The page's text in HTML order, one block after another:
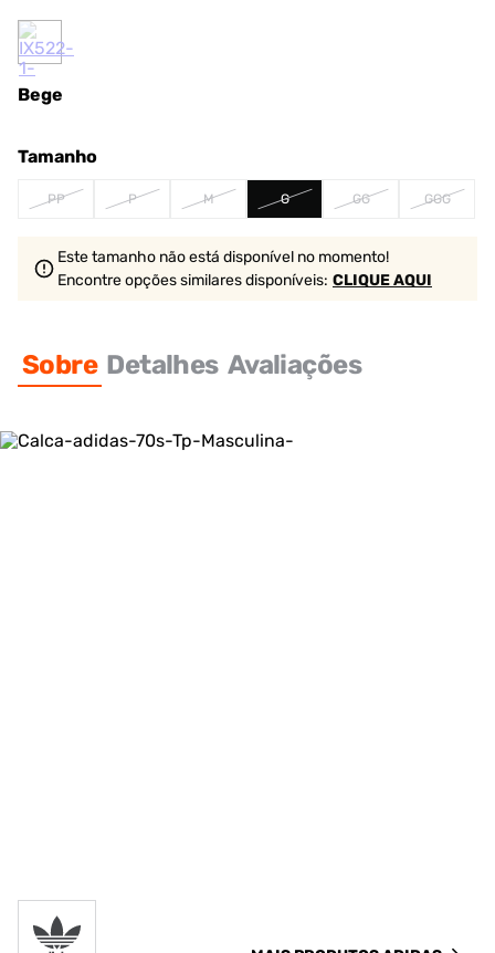
Bege
Tamanho
PP P M G GG GGG
Este tamanho não está disponível no momento!
Encontre opções similaresdisponíveis: CLIQUE AQUI
Sobre Detalhes Avaliações